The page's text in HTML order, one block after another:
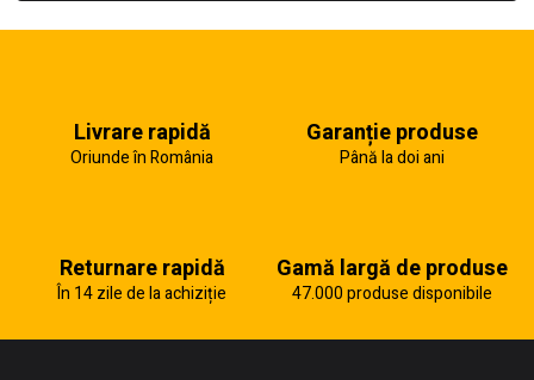
Livrare rapidă
Oriunde în România
Garanție produse
Până la doi ani
Returnare rapidă
În 14 zile de la achiziție
Gamă largă de produse
47.000 produse disponibile